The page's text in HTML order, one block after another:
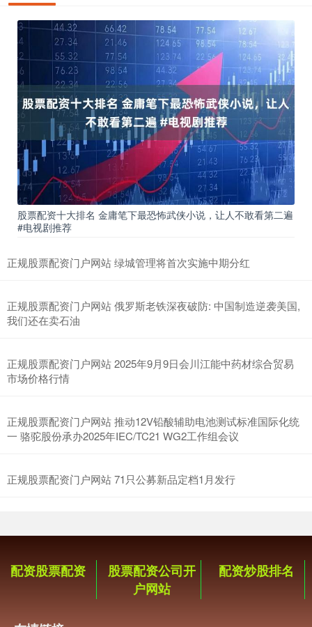
股票配资十大排名 金庸笔下最恐怖武侠小说，让人不敢看第二遍
#电视剧推荐
正规股票配资门户网站 绿城管理将首次实施中期分红
正规股票配资门户网站 俄罗斯老铁深夜破防: 中国制造逆袭美国,
我们还在卖石油
正规股票配资门户网站 2025年9月9日会川江能中药材综合贸易
市场价格行情
正规股票配资门户网站 推动12V铅酸辅助电池测试标准国际化统
一 骆驼股份承办2025年IEC/TC21 WG2工作组会议
正规股票配资门户网站 71只公募新品定档1月发行
配资股票配资
股票配资公司开
户网站
配资炒股排名